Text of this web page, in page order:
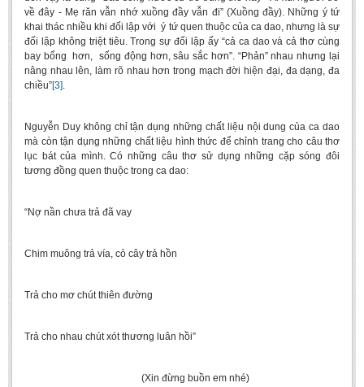
về đây - Mẹ răn vẫn nhớ xuồng đầy vẫn đi” (Xuồng đầy). Những ý tứ
khai thác nhiều khi đối lập với ý tứ quen thuộc của ca dao, nhưng là sự
đối lập không triệt tiêu. Trong sự đối lập ấy “cả ca dao và cả thơ cùng
bay bổng hơn, sống động hơn, sâu sắc hơn”. “Phản” nhau nhưng lại
nâng nhau lên, làm rõ nhau hơn trong mạch đời hiện đại, đa dạng, đa
chiều”[3].
Nguyễn Duy không chỉ tận dụng những chất liệu nội dung của ca dao
mà còn tận dụng những chất liệu hình thức để chỉnh trang cho câu thơ
lục bát của mình. Có những câu thơ sử dụng những cặp sóng đôi
tương đồng quen thuộc trong ca dao:
“Nợ nần chưa trả đã vay
Chim muông trả vía, cỏ cây trả hồn
Trả cho mơ chút thiên đường
Trả cho nhau chút xót thương luân hồi”
(Xin đừng buồn em nhé)